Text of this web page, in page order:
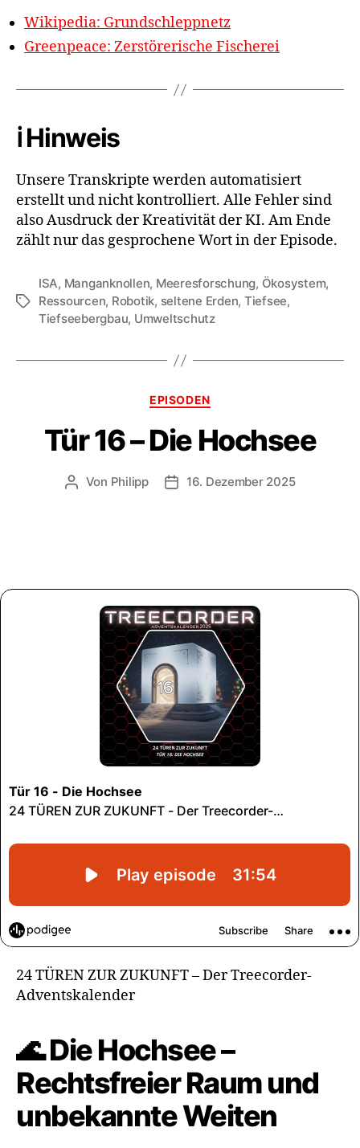
Wikipedia: Grundschleppnetz
Greenpeace: Zerstörerische Fischerei
ℹ️ Hinweis
Unsere Transkripte werden automatisiert
erstellt und nicht kontrolliert. Alle Fehler sind
also Ausdruck der Kreativität der KI. Am Ende
zählt nur das gesprochene Wort in der Episode.
Schlagwörter
ISA, Manganknollen, Meeresforschung, Ökosystem,
Ressourcen, Robotik, seltene Erden, Tiefsee,
Tiefseebergbau, Umweltschutz
Kategorien
EPISODEN
Tür 16 – Die Hochsee
Beitragsautor
Von Philipp Veröffentlichungsdatum
16. Dezember 2025
24 TÜREN ZUR ZUKUNFT – Der Treecorder-
Adventskalender
🌊 Die Hochsee –
Rechtsfreier Raum und
unbekannte Weiten